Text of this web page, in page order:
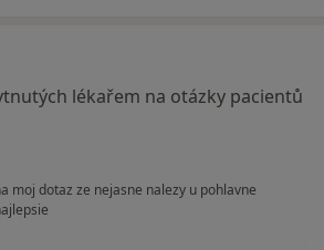
lékařem na otázky pacientů
moj dotaz ze nejasne nalezy u pohlavne